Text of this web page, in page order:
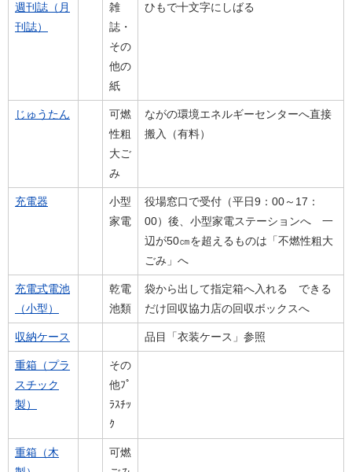
週刊誌（月
刊誌）
雑
誌・
その
他の
紙
ひもで十文字にしばる
じゅうたん
可燃
性粗
大ご
み
ながの環境エネルギーセンターへ直接
搬入（有料）
充電器
小型
家電
役場窓口で受付（平日9：00～17：
00）後、小型家電ステーションへ 一
辺が50㎝を超えるものは「不燃性粗大
ごみ」へ
充電式電池
（小型）
乾電
池類
袋から出して指定箱へ入れる できる
だけ回収協力店の回収ボックスへ
収納ケース 品目「衣装ケース」参照
重箱（プラ
スチック
製）
その
他ﾌﾟ
ﾗｽﾁｯ
ｸ
重箱（木
可燃